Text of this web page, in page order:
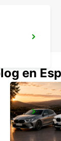
en